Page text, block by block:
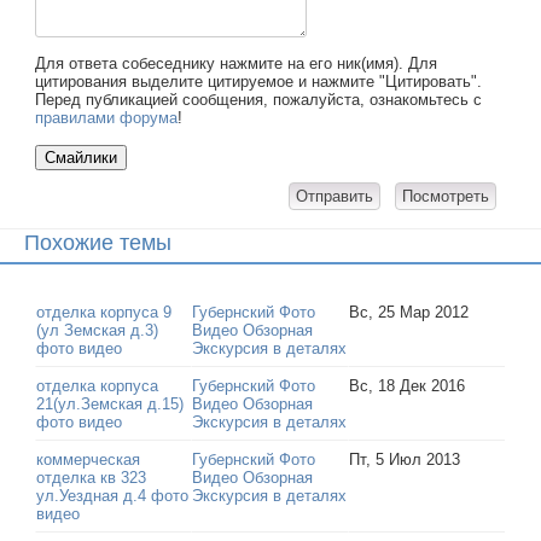
Для ответа собеседнику нажмите на его ник(имя). Для
цитирования выделите цитируемое и нажмите "Цитировать".
Перед публикацией сообщения, пожалуйста, ознакомьтесь с
правилами форума!
Похожие темы
отделка корпуса 9
(ул Земская д.3)
фото видео
Губернский Фото
Видео Обзорная
Экскурсия в деталях
Вс, 25 Мар 2012
отделка корпуса
21(ул.Земская д.15)
фото видео
Губернский Фото
Видео Обзорная
Экскурсия в деталях
Вс, 18 Дек 2016
коммерческая
отделка кв 323
ул.Уездная д.4 фото
видео
Губернский Фото
Видео Обзорная
Экскурсия в деталях
Пт, 5 Июл 2013